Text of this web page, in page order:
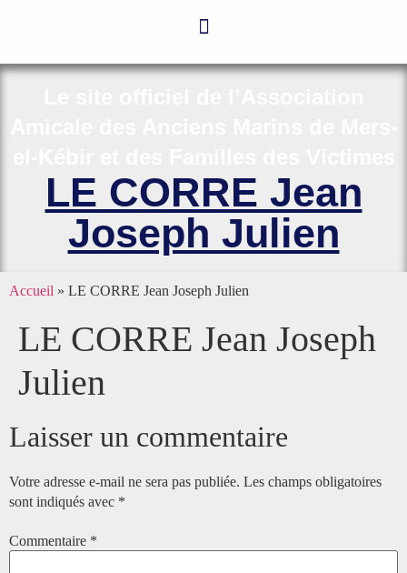
LE CORRE Jean
Joseph Julien
Accueil » LE CORRE Jean Joseph Julien
LE CORRE Jean Joseph
Julien
Laisser un commentaire
Votre adresse e-mail ne sera pas publiée. Les champs obligatoires
sont indiqués avec *
Commentaire *